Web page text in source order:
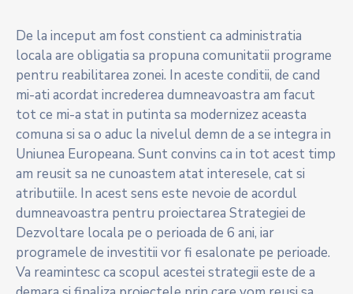
De la inceput am fost constient ca administratia
locala are obligatia sa propuna comunitatii programe
pentru reabilitarea zonei. In aceste conditii, de cand
mi-ati acordat increderea dumneavoastra am facut
tot ce mi-a stat in putinta sa modernizez aceasta
comuna si sa o aduc la nivelul demn de a se integra in
Uniunea Europeana. Sunt convins ca in tot acest timp
am reusit sa ne cunoastem atat interesele, cat si
atributiile. In acest sens este nevoie de acordul
dumneavoastra pentru proiectarea Strategiei de
Dezvoltare locala pe o perioada de 6 ani, iar
programele de investitii vor fi esalonate pe perioade.
Va reamintesc ca scopul acestei strategii este de a